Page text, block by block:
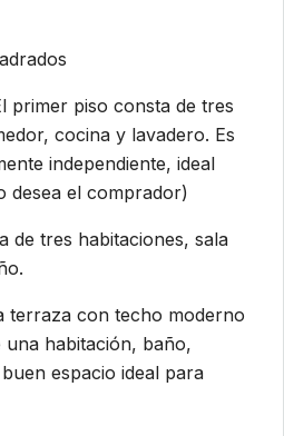
primer piso consta de tres
cocina y lavadero. Es
independiente, ideal
desea el comprador)
de tres habitaciones, sala
terraza con techo moderno
una habitación, baño,
espacio ideal para